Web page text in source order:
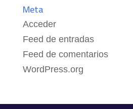
Meta
Acceder
Feed de entradas
Feed de comentarios
WordPress.org